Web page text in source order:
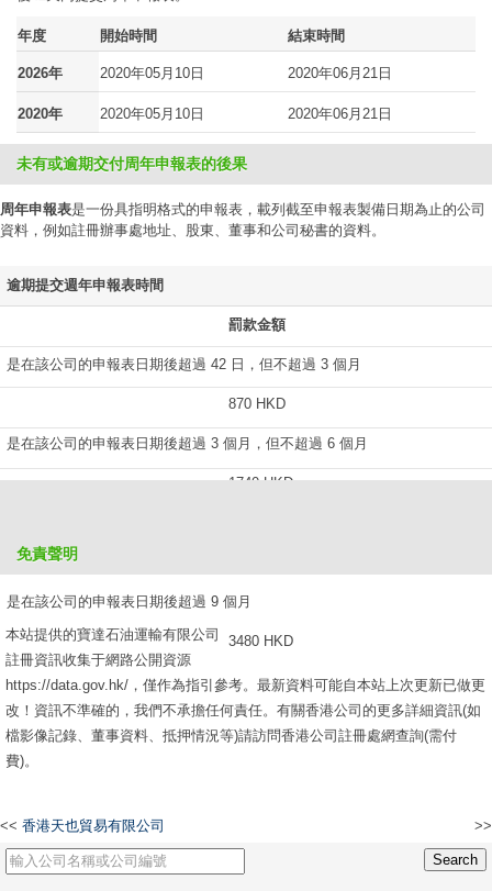
年度 開始時間 結束時間
2026年 2020年05月10日 2020年06月21日
2020年 2020年05月10日 2020年06月21日
未有或逾期交付周年申報表的後果
周年申報表是一份具指明格式的申報表，載列截至申報表製備日期為止的公司
資料，例如註冊辦事處地址、股東、董事和公司秘書的資料。
逾期提交週年申報表時間
罰款金額
是在該公司的申報表日期後超過 42 日，但不超過 3 個月
870 HKD
是在該公司的申報表日期後超過 3 個月，但不超過 6 個月
1740 HKD
是在該公司的申報表日期後超過 9 個月
3480 HKD
免責聲明
本站提供的寶達石油運輸有限公司
註冊資訊收集于網路公開資源
https://data.gov.hk/，僅作為指引參考。最新資料可能自本站上次更新已做更
改！資訊不準確的，我們不承擔任何責任。有關香港公司的更多詳細資訊(如
檔影像記錄、董事資料、抵押情況等)請訪問香港公司註冊處網查詢(需付
費)。
<< 香港天也貿易有限公司 >>